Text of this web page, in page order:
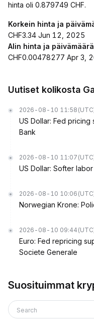
hinta oli 0.879749 CHF.
Korkein hinta ja
CHF3.34 Jun 12, 2025
Alin hinta ja päivämäärä
CHF0.00478277 Apr 3,
Uutiset kolikosta
2026-08-10 11:58
US Dollar: Fed
Bank
2026-08-10 11:07
US Dollar: Softer
2026-08-10 10:06
Norwegian Krone:
2026-08-10 09:44
Euro: Fed repricing
Societe Generale
Suosituimmat
Search